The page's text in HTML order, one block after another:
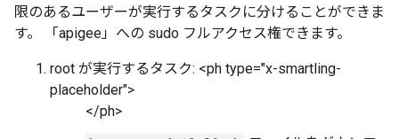
限のあるユーザーが実行するタスクに分けることができま
す。 「apigee」への sudo フルアクセス権できます。
root が実行するタスク: <ph type="x-smartling-
placeholder">
</ph>